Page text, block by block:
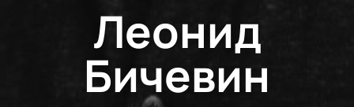
Леонид
Бичевин